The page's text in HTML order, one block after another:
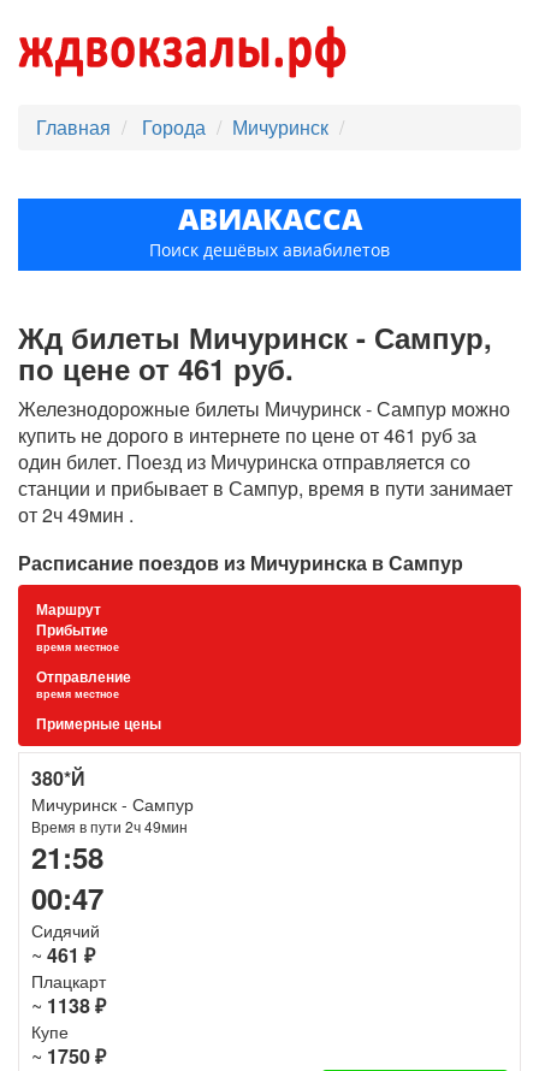
Главная Города Мичуринск
АВИАКАССА
Поиск дешёвых авиабилетов
Жд билеты Мичуринск - Сампур,
по цене от 461 руб.
Железнодорожные билеты Мичуринск - Сампур можно
купить не дорого в интернете по цене от 461 руб за
один билет. Поезд из Мичуринска отправляется со
станции и прибывает в Сампур, время в пути занимает
от 2ч 49мин .
Расписание поездов из Мичуринска в Сампур
Маршрут
Прибытие
время местное
Отправление
время местное
Примерные цены
380*Й
Мичуринск - Сампур
Время в пути 2ч 49мин
21:58
00:47
Сидячий
~ 461 ₽
Плацкарт
~ 1138 ₽
Купе
~ 1750 ₽